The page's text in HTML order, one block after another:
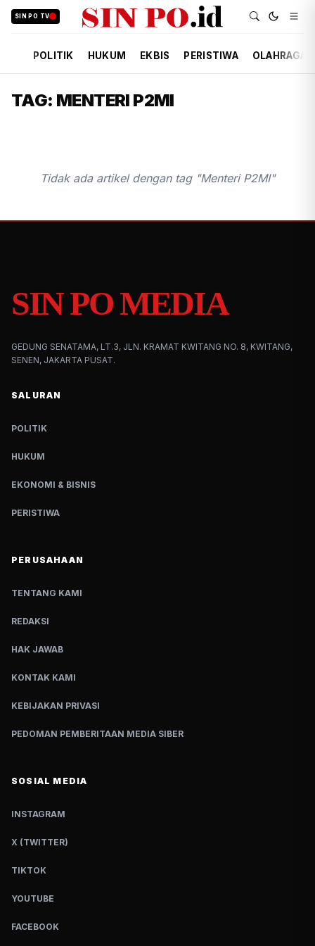
SIN PO TV
POLITIK HUKUM EKBIS PERISTIWA OLAHRAGA
TAG: MENTERI P2MI
Tidak ada artikel dengan tag "Menteri P2MI"
SIN PO MEDIA
GEDUNG SENATAMA, LT.3, JLN. KRAMAT KWITANG NO. 8, KWITANG,
SENEN, JAKARTA PUSAT.
SALURAN
POLITIK
HUKUM
EKONOMI & BISNIS
PERISTIWA
PERUSAHAAN
TENTANG KAMI
REDAKSI
HAK JAWAB
KONTAK KAMI
KEBIJAKAN PRIVASI
PEDOMAN PEMBERITAAN MEDIA SIBER
SOSIAL MEDIA
INSTAGRAM
X (TWITTER)
TIKTOK
YOUTUBE
FACEBOOK